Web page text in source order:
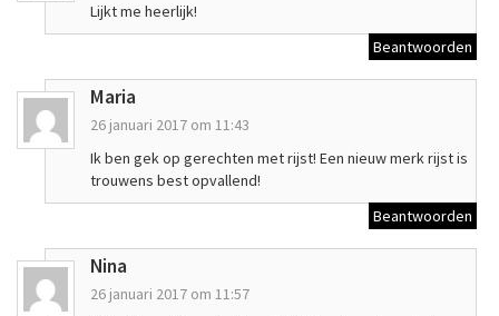
Lijkt me heerlijk!
Beantwoorden
Maria
26 januari 2017 om 11:43
Ik ben gek op gerechten met rijst! Een nieuw merk rijst is
trouwens best opvallend!
Beantwoorden
Nina
26 januari 2017 om 11:57